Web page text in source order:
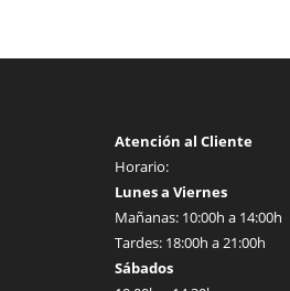
Atención al Cliente
Horario:
Lunes a Viernes
Mañanas: 10:00h a 14:00h
Tardes: 18:00h a 21:00h
Sábados